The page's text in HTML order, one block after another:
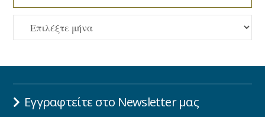
ΑΡΧΕΙΟ
Εγγραφτείτε στο Newsletter μας